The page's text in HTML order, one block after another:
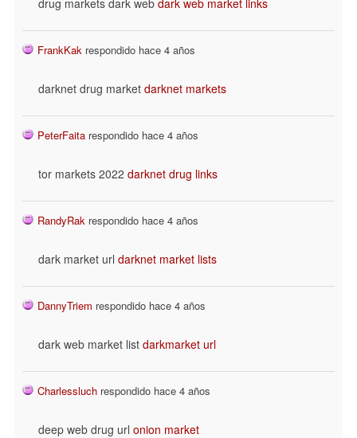
drug markets dark web dark web market links
FrankKak respondido hace 4 años
darknet drug market darknet markets
PeterFaita respondido hace 4 años
tor markets 2022 darknet drug links
RandyRak respondido hace 4 años
dark market url darknet market lists
DannyTriem respondido hace 4 años
dark web market list darkmarket url
Charlessluch respondido hace 4 años
deep web drug url onion market